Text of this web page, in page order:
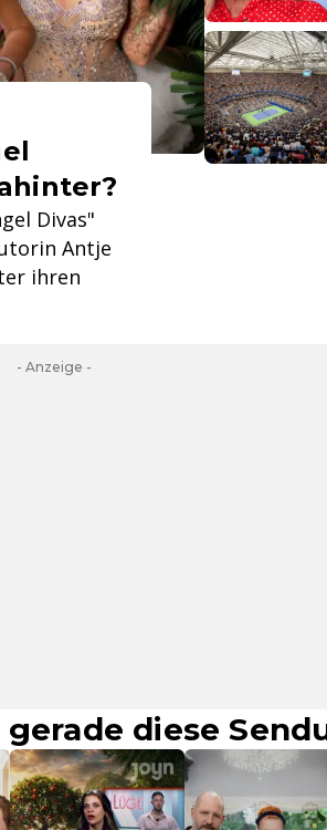
Divas"
Antje
ihren
- Anzeige -
diese